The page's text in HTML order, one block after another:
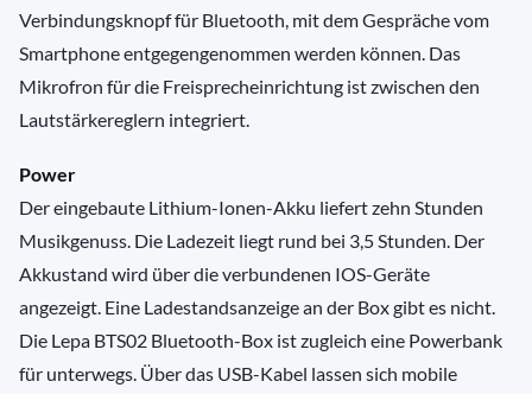
Verbindungsknopf für Bluetooth, mit dem Gespräche vom
Smartphone entgegengenommen werden können. Das
Mikrofron für die Freisprecheinrichtung ist zwischen den
Lautstärkereglern integriert.
Power
Der eingebaute Lithium-Ionen-Akku liefert zehn Stunden
Musikgenuss. Die Ladezeit liegt rund bei 3,5 Stunden. Der
Akkustand wird über die verbundenen IOS-Geräte
angezeigt. Eine Ladestandsanzeige an der Box gibt es nicht.
Die Lepa BTS02 Bluetooth-Box ist zugleich eine Powerbank
für unterwegs. Über das USB-Kabel lassen sich mobile